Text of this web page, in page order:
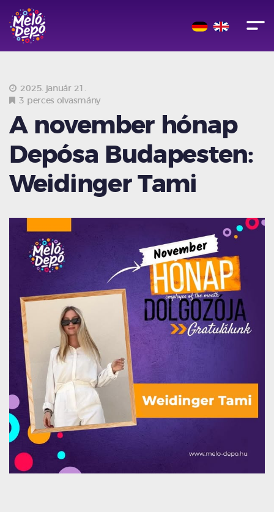
2025. január 21.
3 perces olvasmány
A november hónap
Depósa Budapesten:
Weidinger Tami